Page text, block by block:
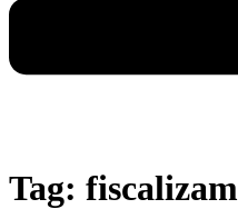
Tag: fiscalizam